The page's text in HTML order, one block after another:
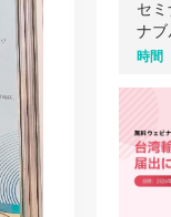
セ
ナブ
包装
時間